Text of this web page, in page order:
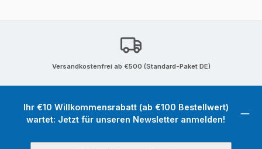
Versandkostenfrei ab €500 (Standard-Paket DE)
Ihr €10 Willkommensrabatt (ab €100 Bestellwert)
wartet: Jetzt für unseren Newsletter anmelden!